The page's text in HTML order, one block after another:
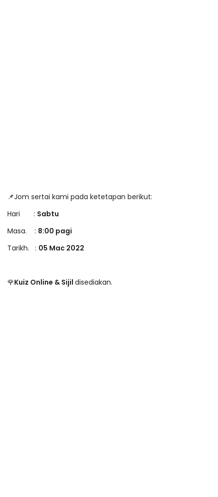
📌Jom sertai kami pada ketetapan berikut:
Hari : Sabtu
Masa. : 8:00 pagi
Tarikh. : 05 Mac 2022
🌹Kuiz Online & Sijil disediakan.